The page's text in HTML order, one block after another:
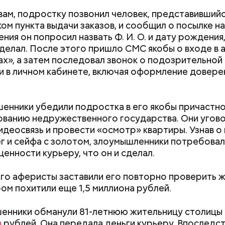
подростку позвонил человек,
пункта выдачи заказов, и сообщил о посылке
он попросил назвать Ф. И. О. и дату
После этого пришло СМС якобы о входе в
а затем последовал звонок о подозрительной
в личном кабинете, включая оформление
убедили подростка в его якобы
недружественного государства. Они
и провести «осмотр» квартиры. Узнав о
и сейфа с золотом, злоумышленники
курьеру, что он и сделал.
аферисты заставили его повторно проверить
похитили еще 1,5 миллиона рублей.
обманули 81-летнюю жительницу столицы
считали, что в период с 2019 по 2021 год
уплаты налогов на более чем 170 миллионов
распределил между родственниками и
был жертвой Миссюры
Как поменять батареи дома и
Как получить до
трудной